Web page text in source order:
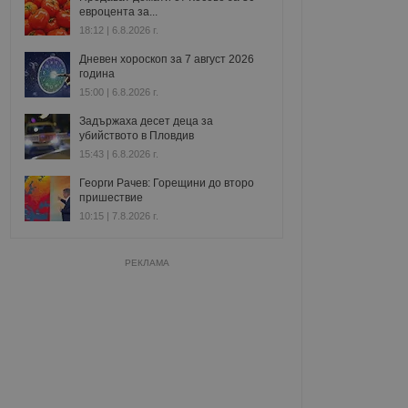
евроцента за...
18:12 | 6.8.2026 г.
Дневен хороскоп за 7 август 2026
година
15:00 | 6.8.2026 г.
Задържаха десет деца за
убийството в Пловдив
15:43 | 6.8.2026 г.
Георги Рачев: Горещини до второ
пришествие
10:15 | 7.8.2026 г.
РЕКЛАМА